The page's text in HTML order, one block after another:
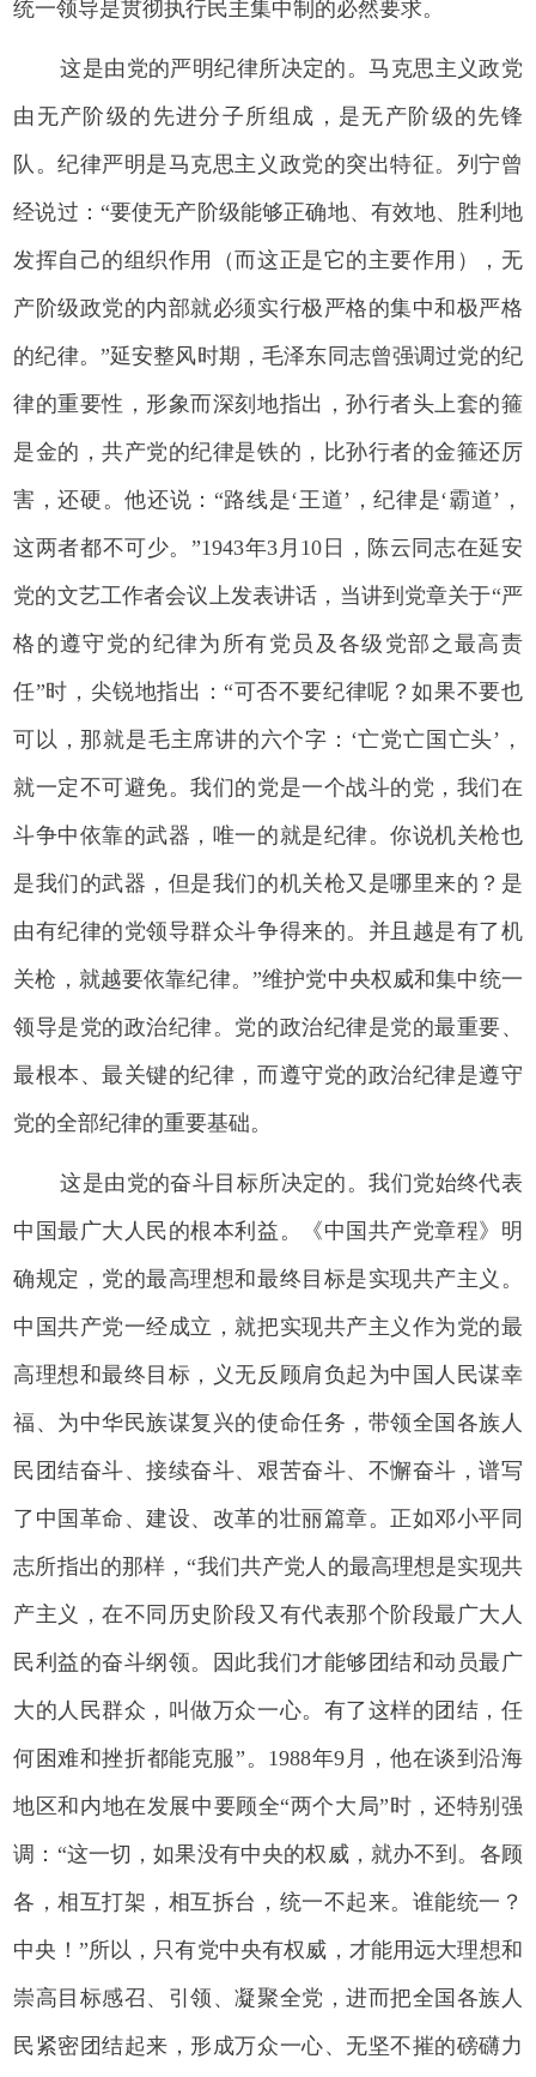
统一领导是贯彻执行民主集中制的必然要求。
这是由党的严明纪律所决定的。马克思主义政党
由无产阶级的先进分子所组成，是无产阶级的先锋
队。纪律严明是马克思主义政党的突出特征。列宁曾
经说过：“要使无产阶级能够正确地、有效地、胜利地
发挥自己的组织作用（而这正是它的主要作用），无
产阶级政党的内部就必须实行极严格的集中和极严格
的纪律。”延安整风时期，毛泽东同志曾强调过党的纪
律的重要性，形象而深刻地指出，孙行者头上套的箍
是金的，共产党的纪律是铁的，比孙行者的金箍还厉
害，还硬。他还说：“路线是‘王道’，纪律是‘霸道’，
这两者都不可少。”1943年3月10日，陈云同志在延安
党的文艺工作者会议上发表讲话，当讲到党章关于“严
格的遵守党的纪律为所有党员及各级党部之最高责
任”时，尖锐地指出：“可否不要纪律呢？如果不要也
可以，那就是毛主席讲的六个字：‘亡党亡国亡头’，
就一定不可避免。我们的党是一个战斗的党，我们在
斗争中依靠的武器，唯一的就是纪律。你说机关枪也
是我们的武器，但是我们的机关枪又是哪里来的？是
由有纪律的党领导群众斗争得来的。并且越是有了机
关枪，就越要依靠纪律。”维护党中央权威和集中统一
领导是党的政治纪律。党的政治纪律是党的最重要、
最根本、最关键的纪律，而遵守党的政治纪律是遵守
党的全部纪律的重要基础。
这是由党的奋斗目标所决定的。我们党始终代表
中国最广大人民的根本利益。《中国共产党章程》明
确规定，党的最高理想和最终目标是实现共产主义。
中国共产党一经成立，就把实现共产主义作为党的最
高理想和最终目标，义无反顾肩负起为中国人民谋幸
福、为中华民族谋复兴的使命任务，带领全国各族人
民团结奋斗、接续奋斗、艰苦奋斗、不懈奋斗，谱写
了中国革命、建设、改革的壮丽篇章。正如邓小平同
志所指出的那样，“我们共产党人的最高理想是实现共
产主义，在不同历史阶段又有代表那个阶段最广大人
民利益的奋斗纲领。因此我们才能够团结和动员最广
大的人民群众，叫做万众一心。有了这样的团结，任
何困难和挫折都能克服”。1988年9月，他在谈到沿海
地区和内地在发展中要顾全“两个大局”时，还特别强
调：“这一切，如果没有中央的权威，就办不到。各顾
各，相互打架，相互拆台，统一不起来。谁能统一？
中央！”所以，只有党中央有权威，才能用远大理想和
崇高目标感召、引领、凝聚全党，进而把全国各族人
民紧密团结起来，形成万众一心、无坚不摧的磅礴力